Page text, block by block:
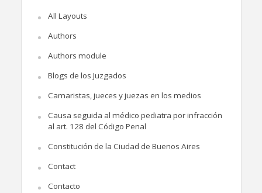
All Layouts
Authors
Authors module
Blogs de los Juzgados
Camaristas, jueces y juezas en los medios
Causa seguida al médico pediatra por infracción
al art. 128 del Código Penal
Constitución de la Ciudad de Buenos Aires
Contact
Contacto